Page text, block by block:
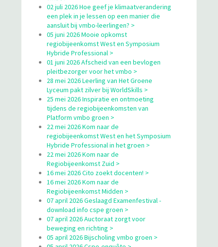
02 juli 2026 Hoe geef je klimaatverandering
een plek in je lessen op een manier die
aansluit bij vmbo-leerlingen? >
05 juni 2026 Mooie opkomst
regiobijeenkomst West en Symposium
Hybride Professional >
01 juni 2026 Afscheid van een bevlogen
pleitbezorger voor het vmbo >
28 mei 2026 Leerling van Het Groene
Lyceum pakt zilver bij WorldSkills >
25 mei 2026 Inspiratie en ontmoeting
tijdens de regiobijeenkomsten van
Platform vmbo groen >
22 mei 2026 Kom naar de
regiobijeenkomst West en het Symposium
Hybride Professional in het groen >
22 mei 2026 Kom naar de
Regiobijeenkomst Zuid >
16 mei 2026 Cito zoekt docenten! >
16 mei 2026 Kom naar de
Regiobijeenkomst Midden >
07 april 2026 Geslaagd Examenfestival -
download info cspe groen >
07 april 2026 Auctoraat zorgt voor
beweging en richting >
05 april 2026 Bijscholing vmbo groen >